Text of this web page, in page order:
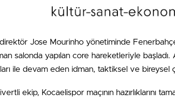
Jose Mourinho yönetiminde
salonda yapılan core hareketleriyle başladı.
ile devam eden idman, taktiksel ve bireysel
ekip, Kocaelispor maçının hazırlıklarını